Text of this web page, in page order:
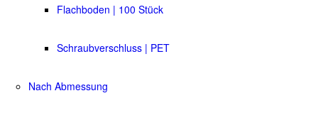
Flachboden | 100 Stück
Schraubverschluss | PET
Nach Abmessung